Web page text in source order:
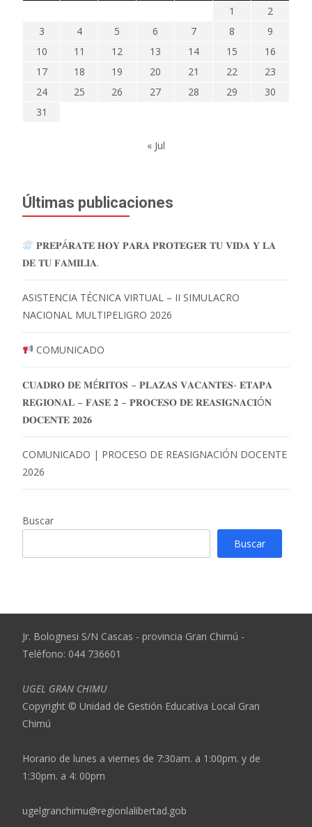
1
2
3
4 5 6 7 8
9
10
11 12 13 14 15
16
17
18 19 20 21 22
23
24
25 26 27 28 29
30
31
« Jul
Últimas publicaciones
𝐏𝐑𝐄𝐏Á𝐑𝐀𝐓𝐄 𝐇𝐎𝐘 𝐏𝐀𝐑𝐀 𝐏𝐑𝐎𝐓𝐄𝐆𝐄𝐑 𝐓𝐔 𝐕𝐈𝐃𝐀 𝐘 𝐋𝐀
𝐃𝐄 𝐓𝐔 𝐅𝐀𝐌𝐈𝐋𝐈𝐀.
ASISTENCIA TÉCNICA VIRTUAL – II SIMULACRO
NACIONAL MULTIPELIGRO 2026
COMUNICADO
𝐂𝐔𝐀𝐃𝐑𝐎 𝐃𝐄 𝐌É𝐑𝐈𝐓𝐎𝐒 – 𝐏𝐋𝐀𝐙𝐀𝐒 𝐕𝐀𝐂𝐀𝐍𝐓𝐄𝐒- 𝐄𝐓𝐀𝐏𝐀
𝐑𝐄𝐆𝐈𝐎𝐍𝐀𝐋 – 𝐅𝐀𝐒𝐄 𝟐 – 𝐏𝐑𝐎𝐂𝐄𝐒𝐎 𝐃𝐄 𝐑𝐄𝐀𝐒𝐈𝐆𝐍𝐀𝐂𝐈Ó𝐍
𝐃𝐎𝐂𝐄𝐍𝐓𝐄 𝟐𝟎𝟐𝟔
COMUNICADO | PROCESO DE REASIGNACIÓN DOCENTE
2026
Buscar
Buscar
Jr. Bolognesi S/N Cascas - provincia Gran Chimú -
Teléfono: 044 736601
UGEL GRAN CHIMU
Copyright © Unidad de Gestión Educativa Local Gran
Chimú
Horario de lunes a viernes de 7:30am. a 1:00pm. y de
1:30pm. a 4: 00pm
ugelgranchimu@regionlalibertad.gob